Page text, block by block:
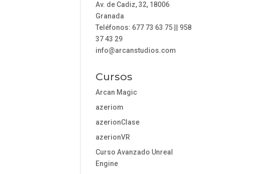
Av. de Cadiz, 32, 18006
Granada
Teléfonos: 677 73 63 75 || 958
37 43 29
info@arcanstudios.com
Cursos
Arcan Magic
azeriom
azerionClase
azerionVR
Curso Avanzado Unreal
Engine